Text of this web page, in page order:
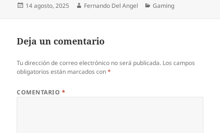
Publicado
14 agosto, 2025 Autor
Fernando Del Angel Categorías
Gaming
Deja un comentario
Tu dirección de correo electrónico no será publicada. Los campos
obligatorios están marcados con*
COMENTARIO *